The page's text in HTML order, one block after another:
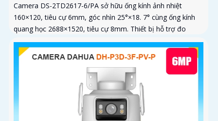
Camera DS-2TD2617-6/PA sở hữu ống kính ảnh nhiệt
160×120, tiêu cự 6mm, góc nhìn 25°×18. 7° cùng ống kính
quang học 2688×1520, tiêu cự 8mm. Thiết bị hỗ trợ đo
nhiệt độ trong...